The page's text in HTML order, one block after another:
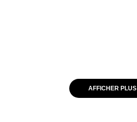
AFFICHER PLUS